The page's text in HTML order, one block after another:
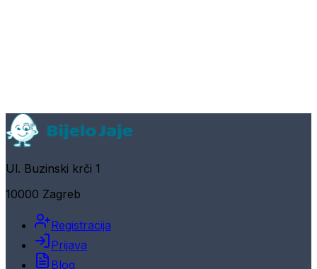
Ul. Buzinski krči 1
10000 Zagreb
Registracija
Prijava
Blog